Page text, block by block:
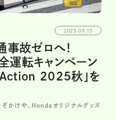
2025.09.15
故ゼロへ！
運転キャンペーン
2025秋」を
ぞかけや、Hondaオリジナルグッズ